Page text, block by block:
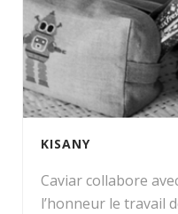
KISANY
Caviar collabore
l’honneur le travail